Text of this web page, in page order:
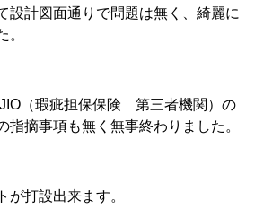
設計図面通りで問題は無く、綺麗に
。
（瑕疵担保保険 第三者機関）の
指摘事項も無く無事終わりました。
が打設出来ます。